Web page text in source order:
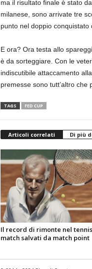
ma il risultato finale è stato
milanese, sono arrivate tre
punto nel doppio conquistato
E ora? Ora testa allo
è da sorteggiare. Con le
indiscutibile attaccamento
premesse sono tutt’altro che
TAGS FED CUP
Articoli correlati Di più
Il record di rimonte nel
match salvati da match point